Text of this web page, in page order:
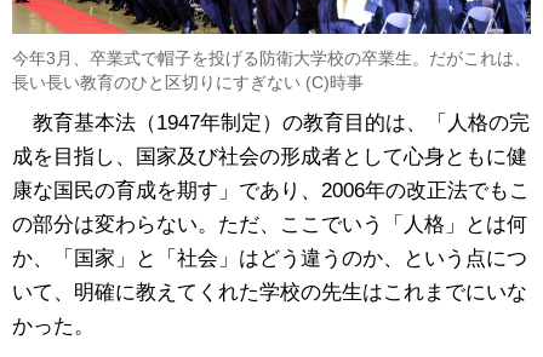
今年3月、卒業式で帽子を投げる防衛大学校の卒業生。だがこれは、
長い長い教育のひと区切りにすぎない (C)時事
教育基本法（1947年制定）の教育目的は、「人格の完
成を目指し、国家及び社会の形成者として心身ともに健
康な国民の育成を期す」であり、2006年の改正法でもこ
の部分は変わらない。ただ、ここでいう「人格」とは何
か、「国家」と「社会」はどう違うのか、という点につ
いて、明確に教えてくれた学校の先生はこれまでにいな
かった。